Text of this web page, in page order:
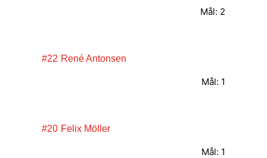
Mål: 2
#22 René Antonsen
Mål: 1
#20 Felix Möller
Mål: 1